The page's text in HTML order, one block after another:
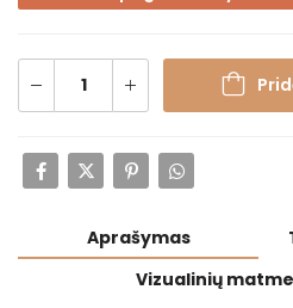
Aprašymas
Vizualinių